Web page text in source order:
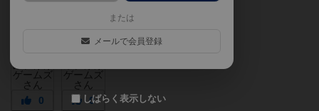
0 0
または
メールで会員登録
しばらく表示しない